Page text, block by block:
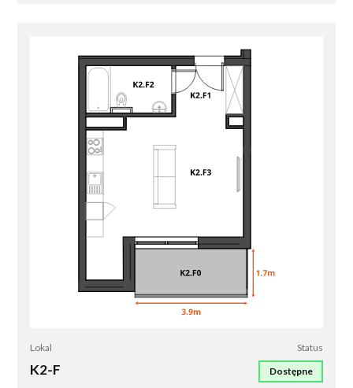
F
Lokal
K2-F
Status
Dostępne